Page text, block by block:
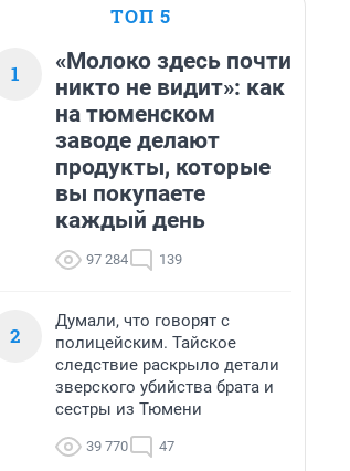
ТОП 5
1
«Молоко здесь почти
никто не видит»: как
на тюменском
заводе делают
продукты, которые
вы покупаете
каждый день
97 284 139
2
Думали, что говорят с
полицейским. Тайское
следствие раскрыло детали
зверского убийства брата и
сестры из Тюмени
39 770 47